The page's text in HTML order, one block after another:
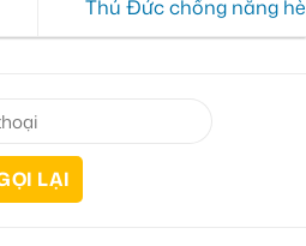
Thủ Đức chống nắng hè